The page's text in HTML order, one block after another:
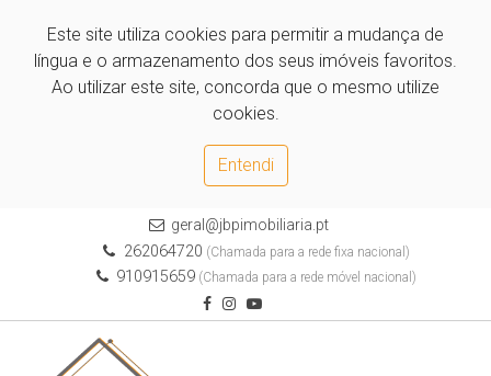
Este site utiliza cookies para permitir a mudança de
língua e o armazenamento dos seus imóveis favoritos.
Ao utilizar este site, concorda que o mesmo utilize
cookies.
Entendi
geral@jbpimobiliaria.pt
262064720 (Chamada para a rede fixa nacional)
910915659 (Chamada para a rede móvel nacional)